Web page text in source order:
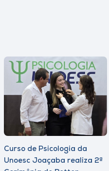
Curso de Psicologia da
Unoesc Joaçaba realiza 2ª